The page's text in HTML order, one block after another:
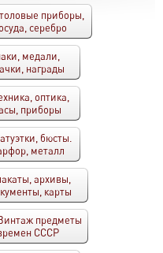
приборы,
серебро
медали,
награды
оптика,
приборы
бюсты.
металл
архивы,
карты
предметы
СССР